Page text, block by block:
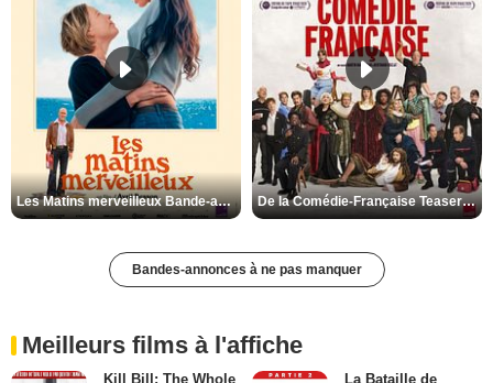
Les Matins merveilleux Bande-annonce VF De la Comédie-Française Teaser VF
Bandes-annonces à ne pas manquer
Meilleurs films à l'affiche
Kill Bill: The Whole
La Bataille de